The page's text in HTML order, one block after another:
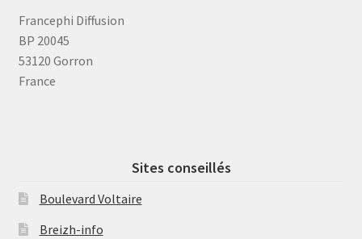
Francephi Diffusion
BP 20045
53120 Gorron
France
Sites conseillés
Boulevard Voltaire
Breizh-info